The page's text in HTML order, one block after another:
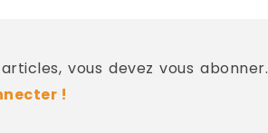
vous devez vous abonner.
!